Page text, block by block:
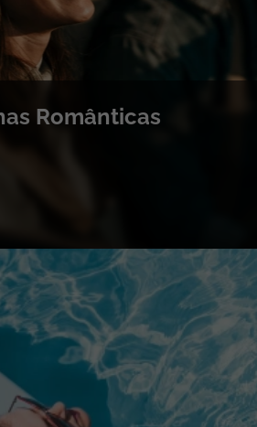
Românticas